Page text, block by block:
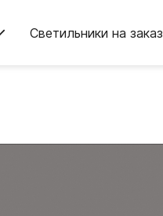
Светильники на заказ